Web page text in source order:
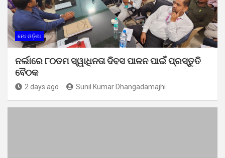
ମୋ ଓଡ଼ିଶା
ନର୍ଲାରେ ୮୦ତମ ସ୍ୱାଧିନତା ଦିବସ ପାଳନ ପାଇଁ ପ୍ରସ୍ତୁତି
ବୈଠକ
2 days ago Sunil Kumar Dhangadamajhi